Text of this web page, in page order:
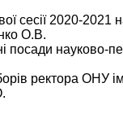
сесії 2020-
О.В.
науково-
ректора ОНУ